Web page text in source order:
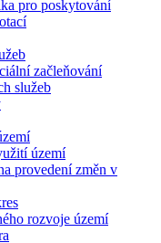
pro poskytování
začleňování
služeb
území
provedení změn v
rozvoje území